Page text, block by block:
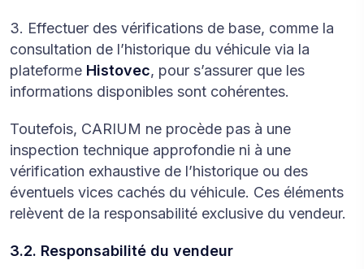
3. Effectuer des vérifications de base, comme la
consultation de l’historique du véhicule via la
plateforme Histovec, pour s’assurer que les
informations disponibles sont cohérentes.
Toutefois, CARIUM ne procède pas à une
inspection technique approfondie ni à une
vérification exhaustive de l’historique ou des
éventuels vices cachés du véhicule. Ces éléments
relèvent de la responsabilité exclusive du vendeur.
3.2. Responsabilité du vendeur